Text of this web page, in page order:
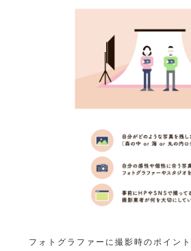
フォトグラファーに撮影時のポイン